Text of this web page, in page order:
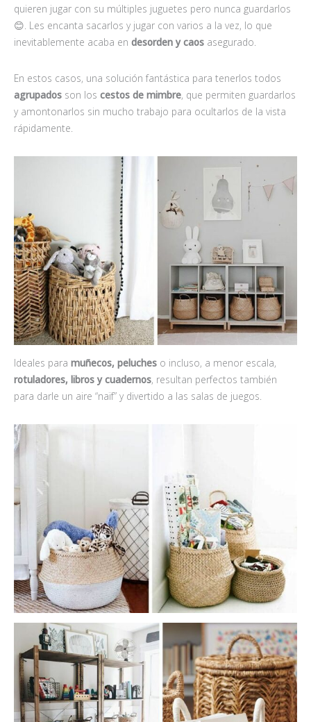
quieren jugar con su múltiples juguetes pero nunca guardarlos
😊. Les encanta sacarlos y jugar con varios a la vez, lo que
inevitablemente acaba en desorden y caos asegurado.
En estos casos, una solución fantástica para tenerlos todos
agrupados son los cestos de mimbre, que permiten guardarlos
y amontonarlos sin mucho trabajo para ocultarlos de la vista
rápidamente.
Ideales para muñecos, peluches o incluso, a menor escala,
rotuladores, libros y cuadernos, resultan perfectos también
para darle un aire “naïf” y divertido a las salas de juegos.